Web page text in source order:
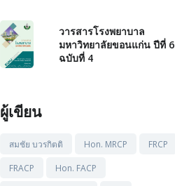
วารสารโรงพยาบาล
มหาวิทยาลัยขอนแก่น ปีที่ 6
ฉบับที่ 4
ผู้เขียน
สมชัย บวรกิตติ Hon. MRCP
FRCP
FRACP
Hon. FACP